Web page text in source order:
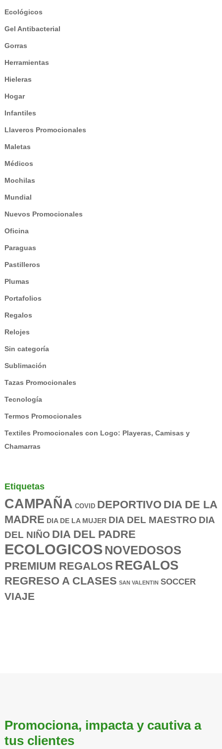
Ecológicos
Gel Antibacterial
Gorras
Herramientas
Hieleras
Hogar
Infantiles
Llaveros Promocionales
Maletas
Médicos
Mochilas
Mundial
Nuevos Promocionales
Oficina
Paraguas
Pastilleros
Plumas
Portafolios
Regalos
Relojes
Sin categoría
Sublimación
Tazas Promocionales
Tecnología
Termos Promocionales
Textiles Promocionales con Logo: Playeras, Camisas y
Chamarras
Etiquetas
CAMPAÑA COVID DEPORTIVO DIA DE LA
MADRE DIA DE LA MUJER DIA DEL MAESTRO DIA
DEL NIÑO DIA DEL PADRE
ECOLOGICOSNOVEDOSOS
PREMIUM REGALOS REGALOS
REGRESO A CLASES SAN VALENTIN SOCCER
VIAJE
Promociona, impacta y cautiva a
tus clientes